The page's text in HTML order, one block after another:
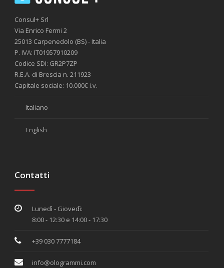
Consul+ Srl
Via Enrico Fermi 2
25013 Carpenedolo (BS) - Italia
P. IVA: IT01957910209
Codice SDI: GR2P7ZP
R.E.A. di Brescia n. 211923
Capitale sociale: 10.000€ i.v.
Italiano
English
Contatti
Lunedì - Giovedì:
8:00 - 12:30 e 14:00 - 17:30
+39 030 7777184
info@ologrammi.com